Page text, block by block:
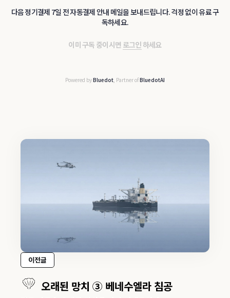
다음 정기결제 7일 전 자동결제 안내 메일을 보내드립니다. 걱정 없이 유료 구
독하세요.
이미 구독 중이시면 로그인 하세요
Powered byBluedot, Partner ofBluedotAI
이전글
오래된 망치 ③ 베네수엘라 침공